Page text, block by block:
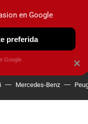
OBSERVATORIO
Mercedes-Benz
×
en Google
preferida
Google